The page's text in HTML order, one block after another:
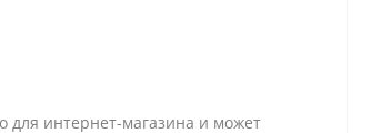
для интернет-магазина и может